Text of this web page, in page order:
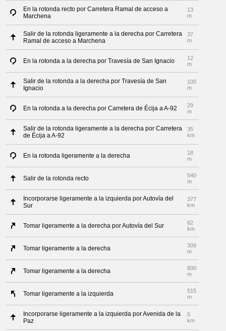
En la rotonda recto por Carretera Ramal de acceso a
Marchena
13
m
Salir de la rotonda ligeramente a la derecha por Carretera
Ramal de acceso a Marchena
37
m
En la rotonda a la derecha por Travesía de San Ignacio
12
m
Salir de la rotonda a la derecha por Travesía de San
Ignacio
100
m
En la rotonda a la derecha por Carretera de Écija a A-92
29
m
Salir de la rotonda ligeramente a la derecha por Carretera
de Écija a A-92
35
km
En la rotonda ligeramente a la derecha
18
m
Salir de la rotonda recto
540
m
Incorporarse ligeramente a la izquierda por Autovía del
Sur
377
km
Tomar ligeramente a la derecha por Autovía del Sur
62
km
Tomar ligeramente a la derecha
309
m
Tomar ligeramente a la derecha
600
m
Tomar ligeramente a la izquierda
515
m
Incorporarse ligeramente a la izquierda por Avenida de la
Paz
5
km